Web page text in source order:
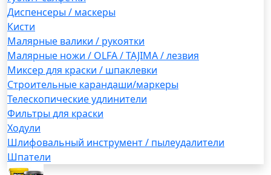
Диспенсеры / маскеры
Кисти
Малярные валики / рукоятки
Малярные ножи / OLFA / TAJIMA / лезвия
Миксер для краски / шпаклевки
Строительные карандаши/маркеры
Телескопические удлинители
Фильтры для краски
Ходули
Шлифовальный инструмент / пылеудалители
Шпатели